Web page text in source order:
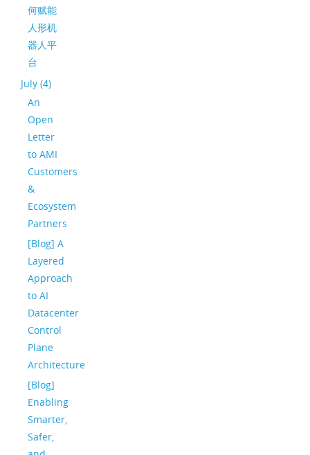
何赋能
人形机
器人平
台
July (4)
An
Open
Letter
to AMI
Customers
&
Ecosystem
Partners
[Blog] A
Layered
Approach
to AI
Datacenter
Control
Plane
Architecture
[Blog]
Enabling
Smarter,
Safer,